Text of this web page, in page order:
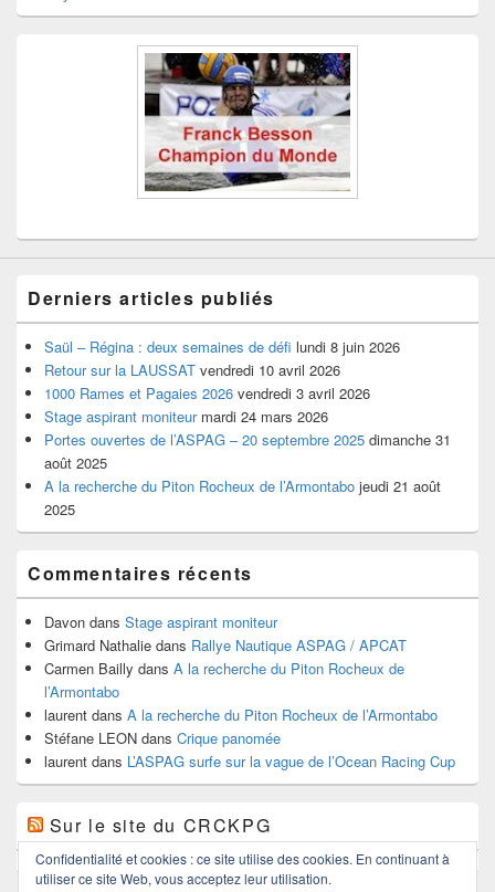
Derniers articles publiés
Saül – Régina : deux semaines de défi lundi 8 juin 2026
Retour sur la LAUSSAT vendredi 10 avril 2026
1000 Rames et Pagaies 2026 vendredi 3 avril 2026
Stage aspirant moniteur mardi 24 mars 2026
Portes ouvertes de l’ASPAG – 20 septembre 2025 dimanche 31
août 2025
A la recherche du Piton Rocheux de l’Armontabo jeudi 21 août
2025
Commentaires récents
Davon dans Stage aspirant moniteur
Grimard Nathalie dans Rallye Nautique ASPAG / APCAT
Carmen Bailly dans A la recherche du Piton Rocheux de
l’Armontabo
laurent dans A la recherche du Piton Rocheux de l’Armontabo
Stéfane LEON dans Crique panomée
laurent dans L’ASPAG surfe sur la vague de l’Ocean Racing Cup
Sur le site du CRCKPG
Confidentialité et cookies : ce site utilise des cookies. En continuant à
utiliser ce site Web, vous acceptez leur utilisation.